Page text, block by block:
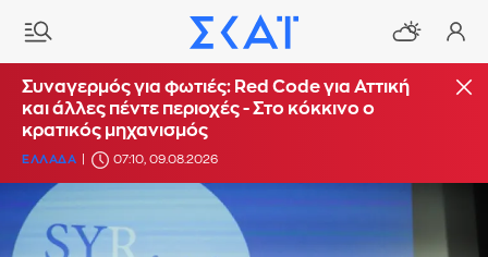
Συναγερμός για φωτιές: Red Code για Αττική
και άλλες πέντε περιοχές - Στο κόκκινο ο
κρατικός μηχανισμός
ΕΛΛΑΔΑ 07:10, 09.08.2026